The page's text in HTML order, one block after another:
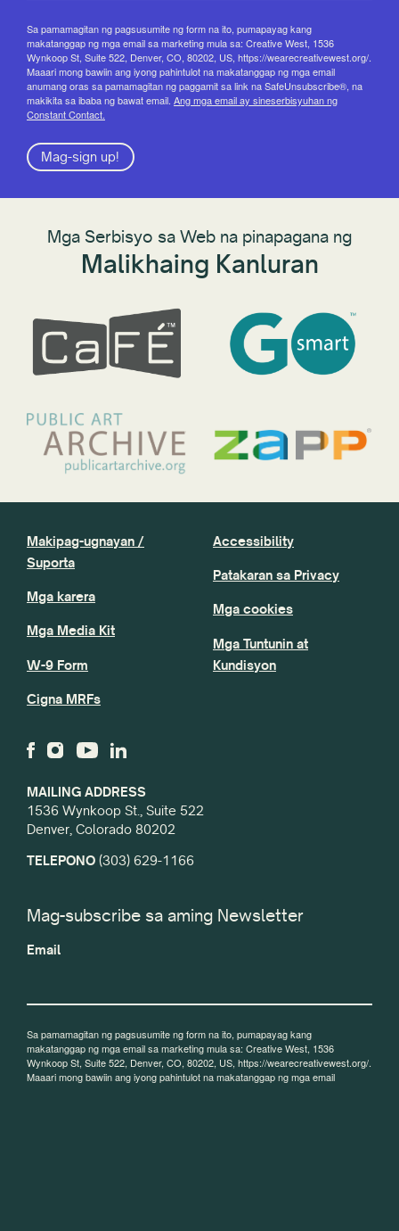
Sa pamamagitan ng pagsusumite ng form na ito, pumapayag kang
makatanggap ng mga email sa marketing mula sa: Creative West, 1536
Wynkoop St, Suite 522, Denver, CO, 80202, US, https://wearecreativewest.org/.
Maaari mong bawiin ang iyong pahintulot na makatanggap ng mga email
anumang oras sa pamamagitan ng paggamit sa link na SafeUnsubscribe®, na
makikita sa ibaba ng bawat email. Ang mga email ay sineserbisyuhan ng
Constant Contact.
Mag-sign up!
Mga Serbisyo sa Web na pinapagana ng
Malikhaing Kanluran
MAILING ADDRESS
1536 Wynkoop St., Suite 522
Denver, Colorado 80202
TELEPONO (303) 629-1166
Makipag-ugnayan /
Suporta
Mga karera
Mga Media Kit
W-9 Form
Cigna MRFs
Accessibility
Patakaran sa Privacy
Mga cookies
Mga Tuntunin at
Kundisyon
Mag-subscribe sa aming Newsletter
Email
Sa pamamagitan ng pagsusumite ng form na ito, pumapayag kang
makatanggap ng mga email sa marketing mula sa: Creative West, 1536
Wynkoop St, Suite 522, Denver, CO, 80202, US, https://wearecreativewest.org/.
Maaari mong bawiin ang iyong pahintulot na makatanggap ng mga email